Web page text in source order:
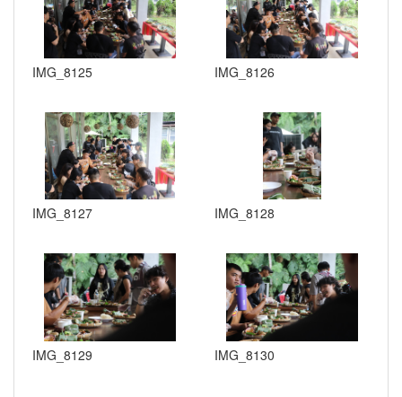
IMG_8125 IMG_8126
IMG_8127 IMG_8128
IMG_8129 IMG_8130